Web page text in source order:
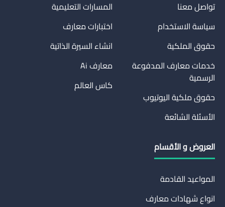
تواصل معنا
سياسة الاستخدام
حقوق الملكية
خدمات معارف المدفوعة
الرسمية
حقوق ملكية اليوتيوب
الأسئلة الشائعة
المسارات التعليمية
اختبارات معارف
انشاء السيرة الذاتية
معارف Ai
كاس العالم
العروض و الأقسام
المواعيد القادمة
انواع شهادات معارف